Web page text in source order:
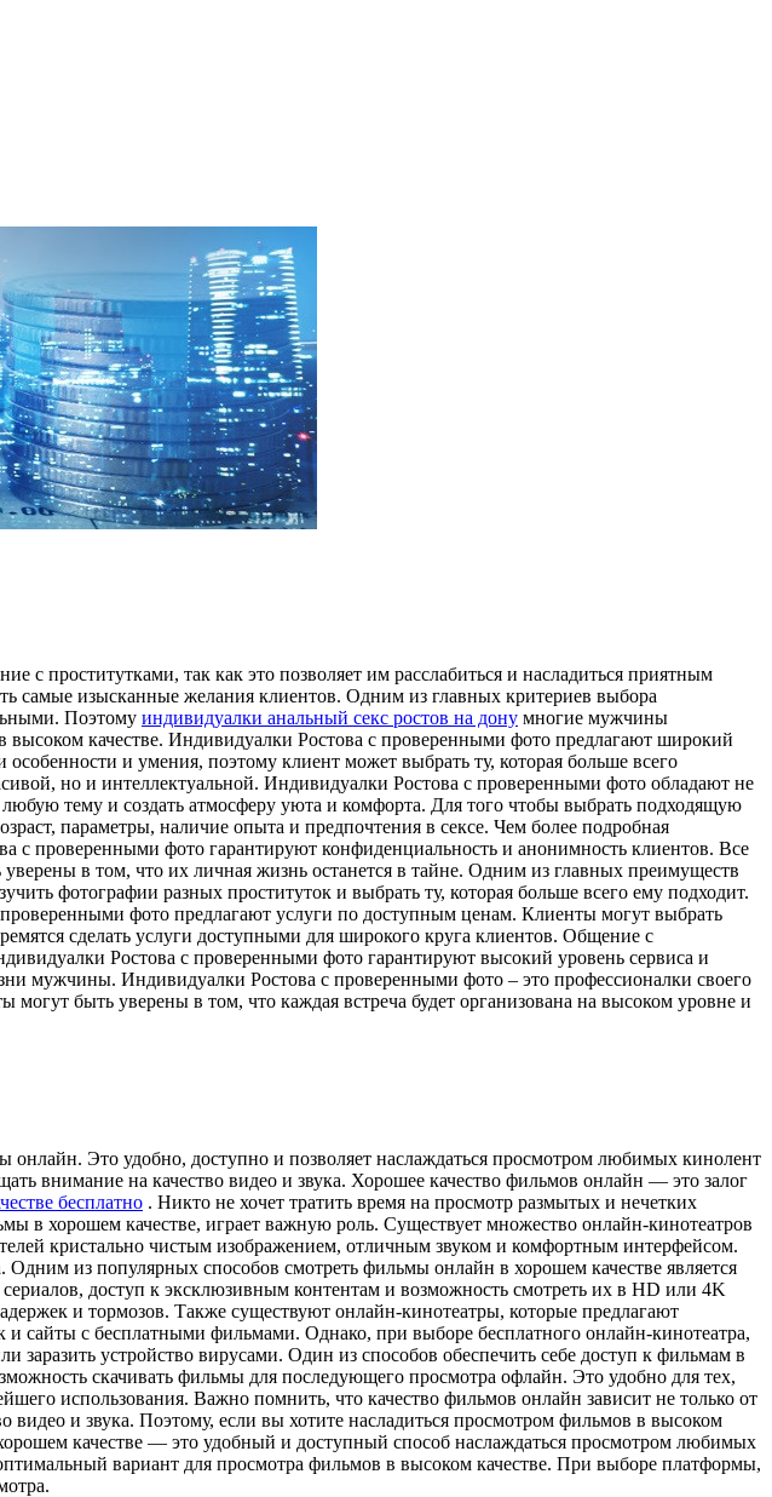
проститутками, так как это позволяет им расслабиться и насладиться приятным
самые изысканные желания клиентов. Одним из главных критериев выбора
Поэтому индивидуалки анальный секс ростов на дону многие мужчины
качестве. Индивидуалки Ростова с проверенными фото предлагают широкий
и умения, поэтому клиент может выбрать ту, которая больше всего
но и интеллектуальной. Индивидуалки Ростова с проверенными фото обладают не
тему и создать атмосферу уюта и комфорта. Для того чтобы выбрать подходящую
параметры, наличие опыта и предпочтения в сексе. Чем более подробная
с проверенными фото гарантируют конфиденциальность и анонимность клиентов. Все
в том, что их личная жизнь останется в тайне. Одним из главных преимуществ
фотографии разных проституток и выбрать ту, которая больше всего ему подходит.
фото предлагают услуги по доступным ценам. Клиенты могут выбрать
сделать услуги доступными для широкого круга клиентов. Общение с
Ростова с проверенными фото гарантируют высокий уровень сервиса и
мужчины. Индивидуалки Ростова с проверенными фото – это профессионалки своего
быть уверены в том, что каждая встреча будет организована на высоком уровне и
Это удобно, доступно и позволяет наслаждаться просмотром любимых кинолент
внимание на качество видео и звука. Хорошее качество фильмов онлайн — это залог
бесплатно . Никто не хочет тратить время на просмотр размытых и нечетких
в хорошем качестве, играет важную роль. Существует множество онлайн-кинотеатров
кристально чистым изображением, отличным звуком и комфортным интерфейсом.
из популярных способов смотреть фильмы онлайн в хорошем качестве является
доступ к эксклюзивным контентам и возможность смотреть их в HD или 4K
и тормозов. Также существуют онлайн-кинотеатры, которые предлагают
сайты с бесплатными фильмами. Однако, при выборе бесплатного онлайн-кинотеатра,
устройство вирусами. Один из способов обеспечить себе доступ к фильмам в
скачивать фильмы для последующего просмотра офлайн. Это удобно для тех,
использования. Важно помнить, что качество фильмов онлайн зависит не только от
и звука. Поэтому, если вы хотите насладиться просмотром фильмов в высоком
качестве — это удобный и доступный способ наслаждаться просмотром любимых
вариант для просмотра фильмов в высоком качестве. При выборе платформы,